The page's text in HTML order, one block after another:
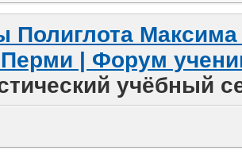
Полиглота
| Форум
учёбный